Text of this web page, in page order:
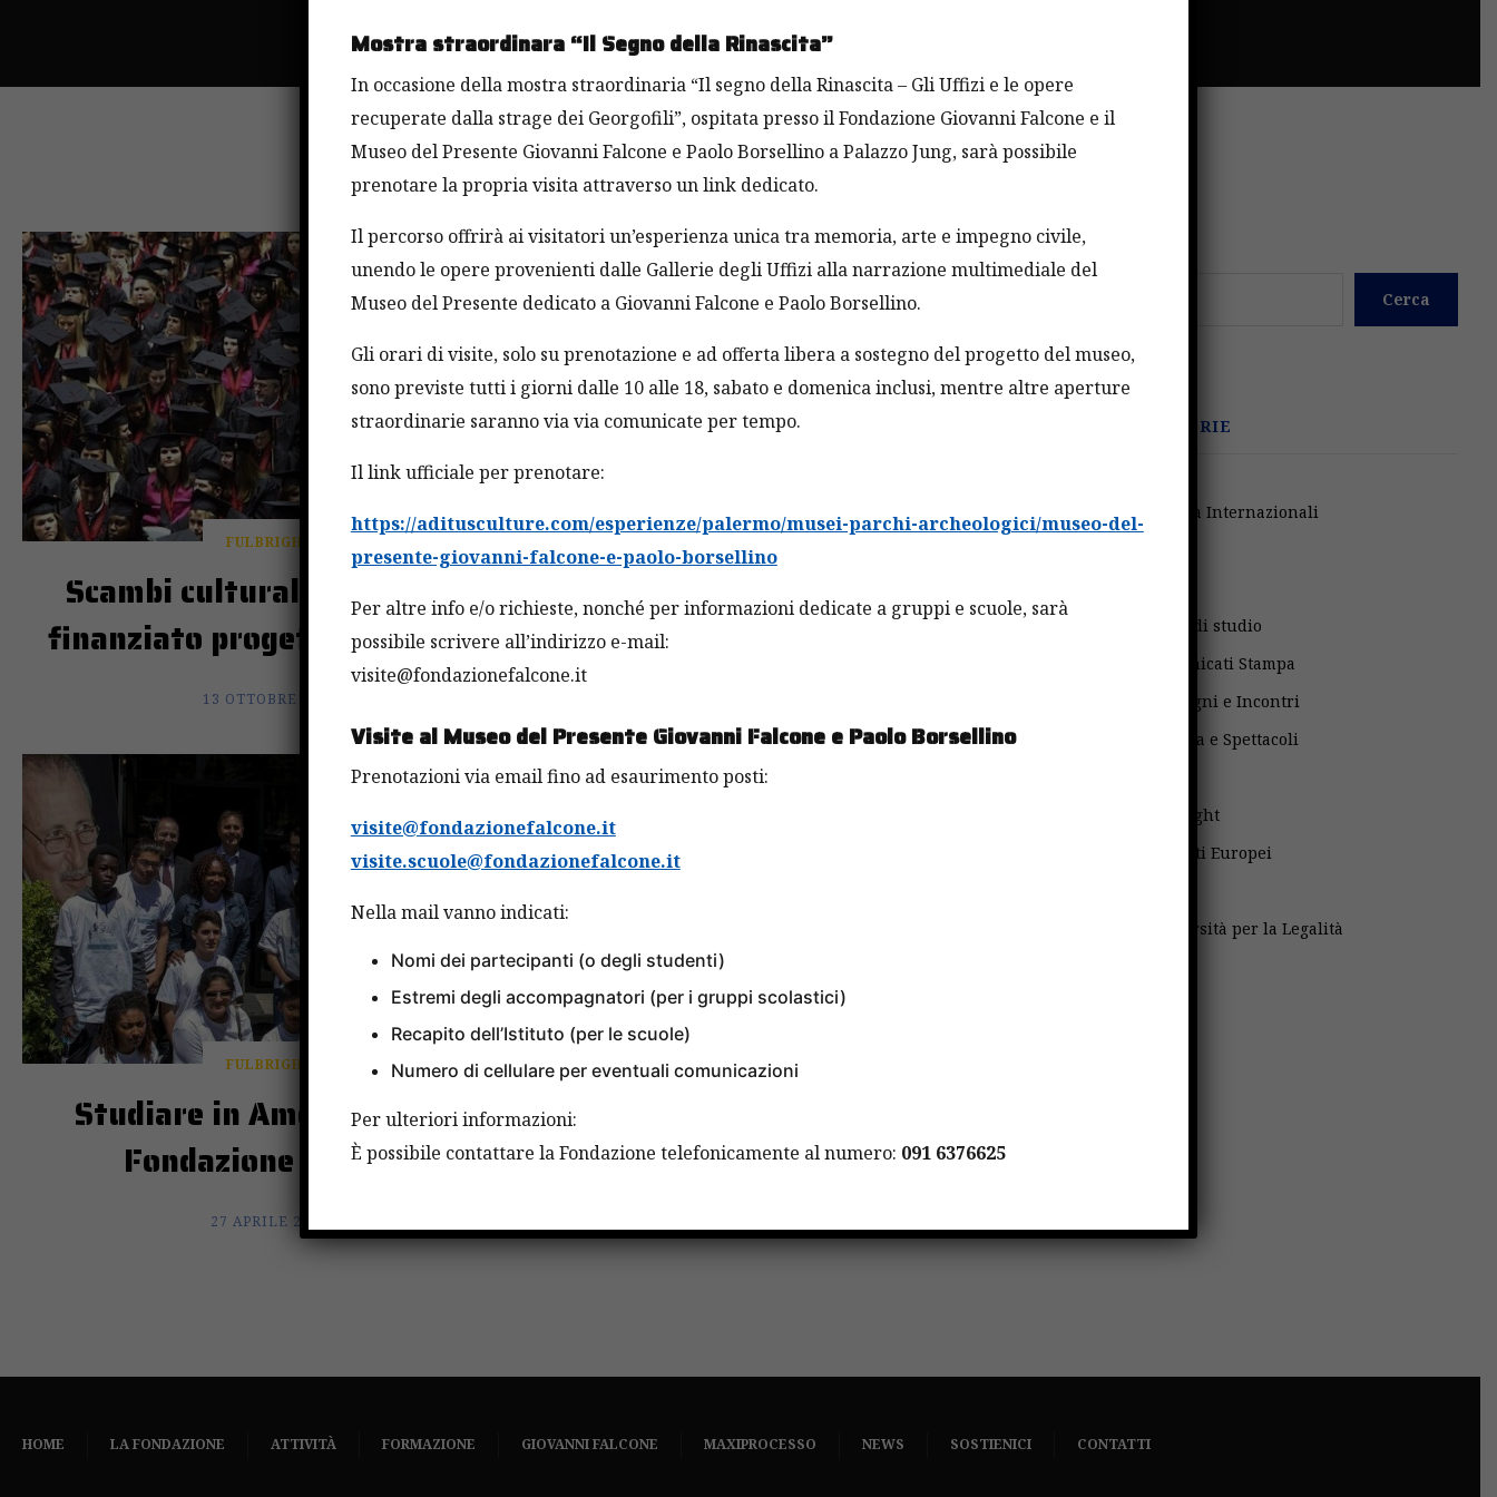
FULBRIGHT
Scambi culturali Italia-Usa,
finanziato progetto Fulbright
13 OTTOBRE 2019
Scambi culturali Italia-Usa:
finanziato progetto Fulbright
FULBRIGHT
Studiare in America con la
Fondazione Falcone
27 APRILE 2018
BANDI FULBRIGHT
bando 2017
Cerca
CATEGORIE
Attività Internazionali
Borse di studio
Comunicati Stampa
Convegni e Incontri
Cultura e Spettacoli
Fulbright
Progetti Europei
Università per la Legalità
HOME LA FONDAZIONE ATTIVITÀ FORMAZIONE GIOVANNI FALCONE MAXIPROCESSO NEWS SOSTIENICI CONTATTI
Mostra straordinara “Il Segno della Rinascita”
In occasione della mostra straordinaria “Il segno della Rinascita – Gli Uffizi e le opere
recuperate dalla strage dei Georgofili”, ospitata presso il Fondazione Giovanni Falcone e il
Museo del Presente Giovanni Falcone e Paolo Borsellino a Palazzo Jung, sarà possibile
prenotare la propria visita attraverso un link dedicato.
Il percorso offrirà ai visitatori un’esperienza unica tra memoria, arte e impegno civile,
unendo le opere provenienti dalle Gallerie degli Uffizi alla narrazione multimediale del
Museo del Presente dedicato a Giovanni Falcone e Paolo Borsellino.
Gli orari di visite, solo su prenotazione e ad offerta libera a sostegno del progetto del museo,
sono previste tutti i giorni dalle 10 alle 18, sabato e domenica inclusi, mentre altre aperture
straordinarie saranno via via comunicate per tempo.
Il link ufficiale per prenotare:
https://aditusculture.com/esperienze/palermo/musei-parchi-archeologici/museo-del-
presente-giovanni-falcone-e-paolo-borsellino
Per altre info e/o richieste, nonché per informazioni dedicate a gruppi e scuole, sarà
possibile scrivere all’indirizzo e-mail:
visite@fondazionefalcone.it
Visite al Museo del Presente Giovanni Falcone e Paolo Borsellino
Prenotazioni via email fino ad esaurimento posti:
visite@fondazionefalcone.it
visite.scuole@fondazionefalcone.it
Nella mail vanno indicati:
Nomi dei partecipanti (o degli studenti)
Estremi degli accompagnatori (per i gruppi scolastici)
Recapito dell’Istituto (per le scuole)
Numero di cellulare per eventuali comunicazioni
Per ulteriori informazioni:
È possibile contattare la Fondazione telefonicamente al numero: 091 6376625